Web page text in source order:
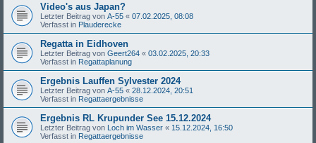
Video's aus Japan?
Letzter Beitrag von A-55 « 07.02.2025, 08:08
Verfasst in Plauderecke
Regatta in Eidhoven
Letzter Beitrag von Geert264 « 03.02.2025, 20:33
Verfasst in Regattaplanung
Ergebnis Lauffen Sylvester 2024
Letzter Beitrag von A-55 « 28.12.2024, 20:51
Verfasst in Regattaergebnisse
Ergebnis RL Krupunder See 15.12.2024
Letzter Beitrag von Loch im Wasser « 15.12.2024, 16:50
Verfasst in Regattaergebnisse